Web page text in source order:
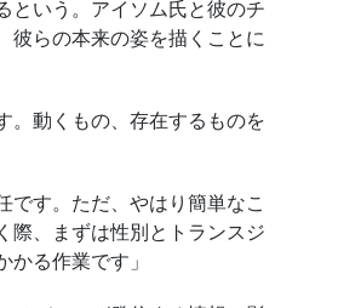
という。アイソム氏と彼のチ
彼らの本来の姿を描くことに
。動くもの、存在するものを
す。ただ、やはり簡単なこ
際、まずは性別とトランスジ
る作業です」